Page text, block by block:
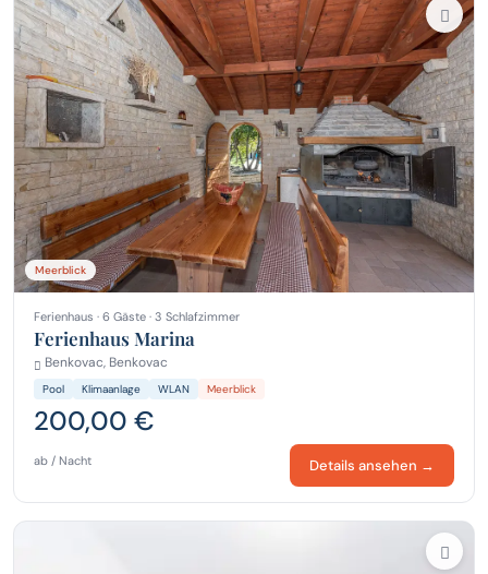
Meerblick
Ferienhaus · 6 Gäste · 3 Schlafzimmer
Ferienhaus Marina
Benkovac, Benkovac
Pool Klimaanlage WLAN Meerblick
200,00 €
ab / Nacht Details ansehen →